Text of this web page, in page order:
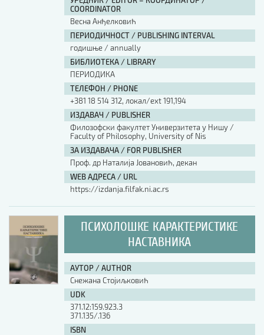
COORDINATOR
Весна Анђелковић
ПЕРИОДИЧНОСТ / PUBLISHING INTERVAL
годишње / annually
БИБЛИОТЕКА / LIBRARY
ПЕРИОДИКА
ТЕЛЕФОН / PHONE
+381 18 514 312, локал/ext 191,194
ИЗДАВАЧ / PUBLISHER
Филозофски факултет Универзитета у Нишу /
Faculty of Philosophy, University of Nis
ЗА ИЗДАВАЧА / FOR PUBLISHER
Проф. др Наталија Јовановић, декан
WEB АДРЕСА / URL
https://izdanja.filfak.ni.ac.rs
ПСИХОЛОШКЕ КАРАКТЕРИСТИКЕ
НАСТАВНИКА
АУТОР / AUTHOR
Снежана Стојиљковић
UDK
371.12:159.923.3
371.135/.136
ISBN